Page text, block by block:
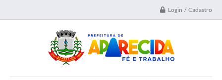
Login / Cadastro